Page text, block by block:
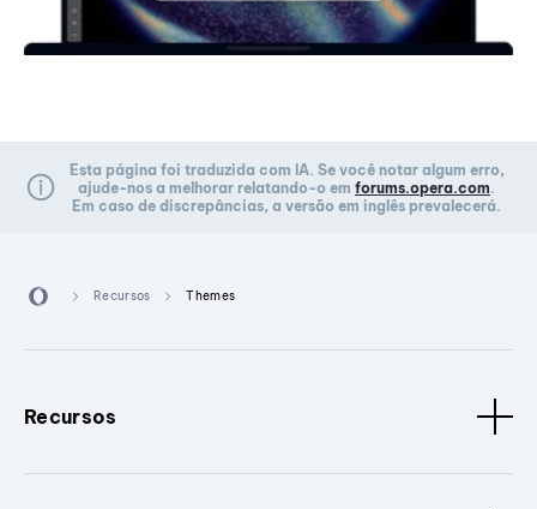
Esta página foi traduzida com IA. Se você notar algum erro,
ajude-nos a melhorar relatando-o em forums.opera.com.
Em caso de discrepâncias, a versão em inglês prevalecerá.
Recursos Themes
Recursos